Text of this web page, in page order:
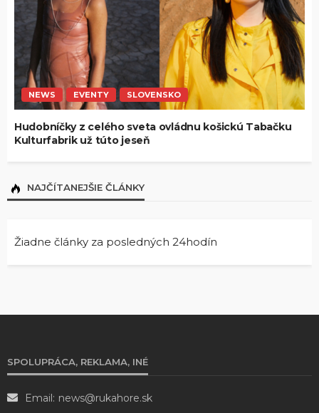
NEWS EVENTY SLOVENSKO
Hudobníčky z celého sveta ovládnu košickú Tabačku
Kulturfabrik už túto jeseň
NAJČÍTANEJŠIE ČLÁNKY
Žiadne články za posledných 24hodín
SPOLUPRÁCA, REKLAMA, INÉ
Email: news@rukahore.sk